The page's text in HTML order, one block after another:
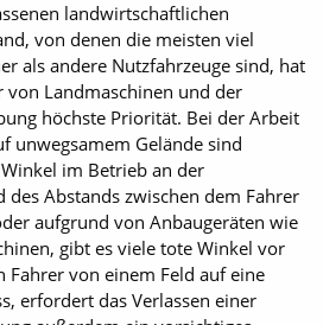
landwirtschaftlichen
von denen die meisten viel
als andere Nutzfahrzeuge sind, hat
von Landmaschinen und der
höchste Priorität. Bei der Arbeit
unwegsamem Gelände sind
im Betrieb an der
des Abstands zwischen dem Fahrer
aufgrund von Anbaugeräten wie
gibt es viele tote Winkel vor
Fahrer von einem Feld auf eine
erfordert das Verlassen einer